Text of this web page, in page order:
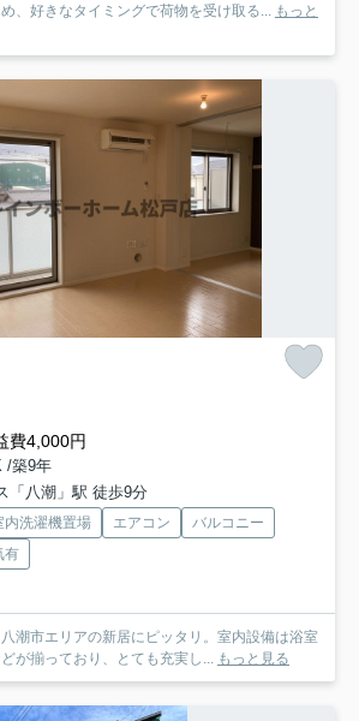
、好きなタイミングで荷物を受け取る... もっと
費4,000円
/築9年
「八潮」駅 徒歩9分
内洗濯機置場 エアコン
バルコニー
有
潮市エリアの新居にピッタリ。室内設備は浴室
が揃っており、とても充実し... もっと見る